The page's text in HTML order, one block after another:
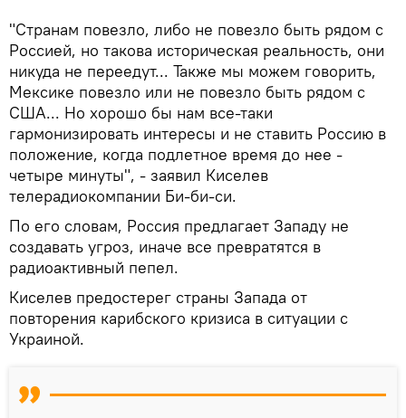
"Странам повезло, либо не повезло быть рядом с
Россией, но такова историческая реальность, они
никуда не переедут... Также мы можем говорить,
Мексике повезло или не повезло быть рядом с
США... Но хорошо бы нам все-таки
гармонизировать интересы и не ставить Россию в
положение, когда подлетное время до нее -
четыре минуты", - заявил Киселев
телерадиокомпании Би-би-си.
По его словам, Россия предлагает Западу не
создавать угроз, иначе все превратятся в
радиоактивный пепел.
Киселев предостерег страны Запада от
повторения карибского кризиса в ситуации с
Украиной.